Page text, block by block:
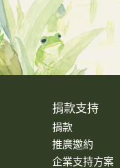
捐款支持
捐款
推廣邀約
企業支持方案